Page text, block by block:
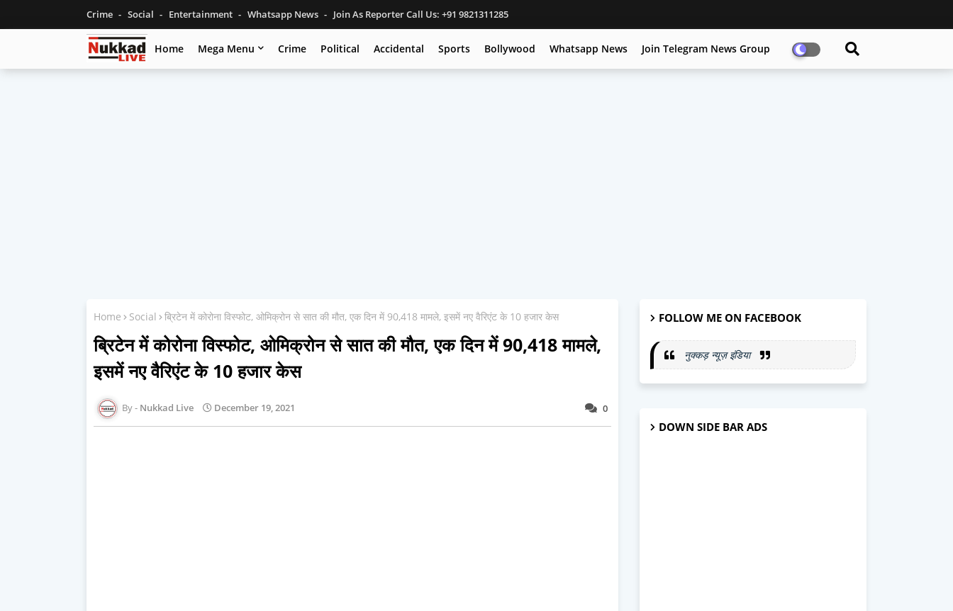
Crime Social Entertainment Whatsapp News Join As Reporter Call Us: +91 9821311285
Home Mega Menu Crime Political Accidental Sports Bollywood Whatsapp News Join Telegram News Group
Home Social ब्रिटेन में कोरोना विस्‍फोट, ओमिक्रोन से सात की मौत, एक दिन में 90,418 मामले, इसमें नए वैरिएंट के 10 हजार केस
ब्रिटेन में कोरोना विस्‍फोट, ओमिक्रोन से सात की मौत, एक दिन में 90,418 मामले,
इसमें नए वैरिएंट के 10 हजार केस
0
Nukkad Live December 19, 2021
FOLLOW ME ON FACEBOOK
नुक्कड़ न्यूज़ इंडिया
DOWN SIDE BAR ADS